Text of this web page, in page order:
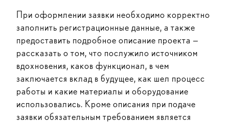
При оформлении заявки необходимо корректно
заполнить регистрационные данные, а также
предоставить подробное описание проекта —
рассказать о том, что послужило источником
вдохновения, каков функционал, в чем
заключается вклад в будущее, как шел процесс
работы и какие материалы и оборудование
использовались. Кроме описания при подаче
заявки обязательным требованием является